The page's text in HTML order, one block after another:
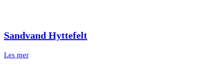
Sandvand Hyttefelt
Les mer